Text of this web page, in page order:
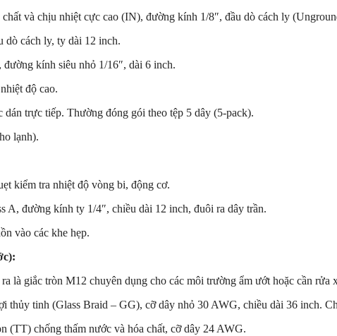
và chịu nhiệt cực cao (IN), đường kính 1/8″, đầu dò cách ly
dò cách ly, ty dài 12 inch.
đường kính siêu nhỏ 1/16″, dài 6 inch.
độ cao.
trực tiếp. Thường đóng gói theo tệp 5 dây (5-pack).
lạnh).
kiểm tra nhiệt độ vòng bi, động cơ.
A, đường kính ty 1/4″, chiều dài 12 inch, đuôi ra dây trần.
vào các khe hẹp.
là giắc tròn M12 chuyên dụng cho các môi trường ẩm ướt hoặc cần rửa
thủy tinh (Glass Braid – GG), cỡ dây nhỏ 30 AWG, chiều dài 36 inch.
(TT) chống thấm nước và hóa chất, cỡ dây 24 AWG.